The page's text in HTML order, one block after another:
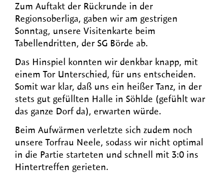
Zum Auftakt der Rückrunde in der
Regionsoberliga, gaben wir am gestrigen
Sonntag, unsere Visitenkarte beim
Tabellendritten, der SG Börde ab.
Das Hinspiel konnten wir denkbar knapp, mit
einem Tor Unterschied, für uns entscheiden.
Somit war klar, daß uns ein heißer Tanz, in der
stets gut gefüllten Halle in Söhlde (gefühlt war
das ganze Dorf da), erwarten würde.
Beim Aufwärmen verletzte sich zudem noch
unsere Torfrau Neele, sodass wir nicht optimal
in die Partie starteten und schnell mit 3:0 ins
Hintertreffen gerieten.